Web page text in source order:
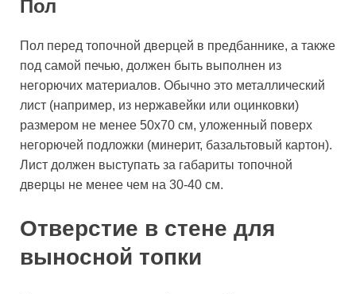
Пол
Пол перед топочной дверцей в предбаннике, а также
под самой печью, должен быть выполнен из
негорючих материалов. Обычно это металлический
лист (например, из нержавейки или оцинковки)
размером не менее 50х70 см, уложенный поверх
негорючей подложки (минерит, базальтовый картон).
Лист должен выступать за габариты топочной
дверцы не менее чем на 30-40 см.
Отверстие в стене для
выносной топки